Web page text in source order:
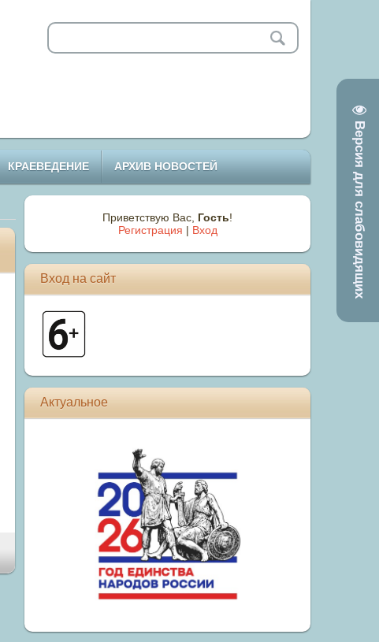
Версия для слабовидящих
КРАЕВЕДЕНИЕ АРХИВ НОВОСТЕЙ
Приветствую Вас Гость!
Регистрация | Вход
Вход на сайт
Актуальное